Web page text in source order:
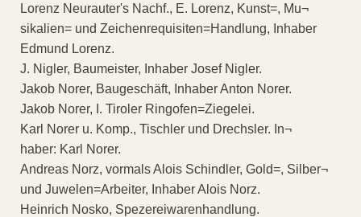
Lorenz Neurauter's Nachf., E. Lorenz, Kunst=, Mu¬
sikalien= und Zeichenrequisiten=Handlung, Inhaber
Edmund Lorenz.
J. Nigler, Baumeister, Inhaber Josef Nigler.
Jakob Norer, Baugeschäft, Inhaber Anton Norer.
Jakob Norer, I. Tiroler Ringofen=Ziegelei.
Karl Norer u. Komp., Tischler und Drechsler. In¬
haber: Karl Norer.
Andreas Norz, vormals Alois Schindler, Gold=, Silber¬
und Juwelen=Arbeiter, Inhaber Alois Norz.
Heinrich Nosko, Spezereiwarenhandlung.